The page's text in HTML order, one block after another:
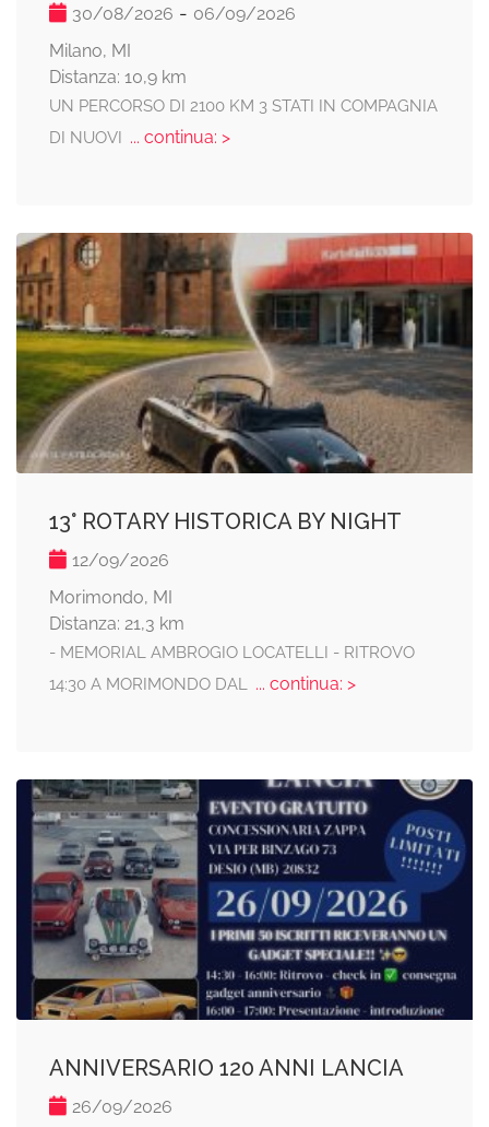
30/08/2026 - 06/09/2026
Milano, MI
Distanza: 10,9 km
UN PERCORSO DI 2100 KM 3 STATI IN COMPAGNIA
DI NUOVI ... continua: >
13° ROTARY HISTORICA BY NIGHT
12/09/2026
Morimondo, MI
Distanza: 21,3 km
- MEMORIAL AMBROGIO LOCATELLI - RITROVO
14:30 A MORIMONDO DAL... continua: >
ANNIVERSARIO 120 ANNI LANCIA
26/09/2026